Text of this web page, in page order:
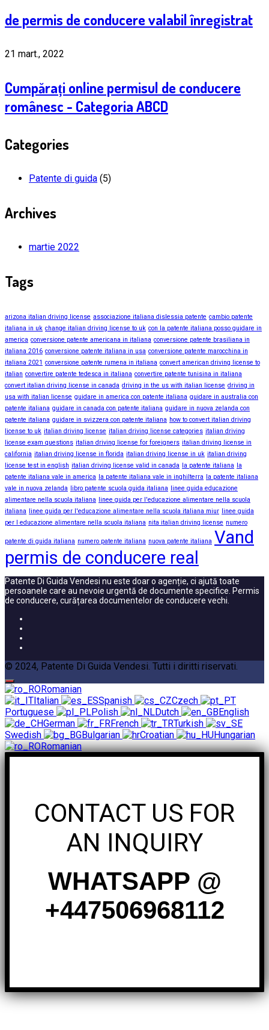
de permis de conducere valabil înregistrat
21 mart., 2022
Cumpărați online permisul de conducere
românesc - Categoria ABCD
Categories
Patente di guida (5)
Archives
martie 2022
Tags
arizona italian driving license associazione italiana dislessia patente cambio patente
italiana in uk change italian driving license to uk con la patente italiana posso guidare in
america conversione patente americana in italiana conversione patente brasiliana in
italiana 2016 conversione patente italiana in usa conversione patente marocchina in
italiana 2021 conversione patente rumena in italiana convert american driving license to
italian convertire patente tedesca in italiana convertire patente tunisina in italiana
convert italian driving license in canada driving in the us with italian license driving in
usa with italian license guidare in america con patente italiana guidare in australia con
patente italiana guidare in canada con patente italiana guidare in nuova zelanda con
patente italiana guidare in svizzera con patente italiana how to convert italian driving
license to uk italian driving license italian driving license categories italian driving
license exam questions italian driving license for foreigners italian driving license in
california italian driving license in florida italian driving license in uk italian driving
license test in english italian driving license valid in canada la patente italiana la
patente italiana vale in america la patente italiana vale in inghilterra la patente italiana
vale in nuova zelanda libro patente scuola guida italiana linee guida educazione
alimentare nella scuola italiana linee guida per l'educazione alimentare nella scuola
italiana linee guida per l'educazione alimentare nella scuola italiana miur linee guida
per l educazione alimentare nella scuola italiana nita italian driving license numero
patente di guida italiana numero patente italiana nuova patente italiana Vand
permis de conducere real
Patente Di Guida Vendesi nu este doar o agenție, ci ajută toate
persoanele care au nevoie urgentă de documente specifice. Permis
de conducere, curățarea documentelor de conducere vechi.
© 2024, Patente Di Guida Vendesi. Tutti i diritti riservati.
Romanian
Italian
Spanish
Czech
Portuguese
Polish Dutch
English
German
French
Turkish
Swedish
Bulgarian Croatian
Hungarian
Romanian
CONTACT US FOR
AN INQUIRY
WHATSAPP @
+447506968112